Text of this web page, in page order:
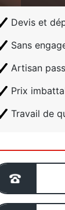
Devis et
Sans
Artisan
Prix
Travail de